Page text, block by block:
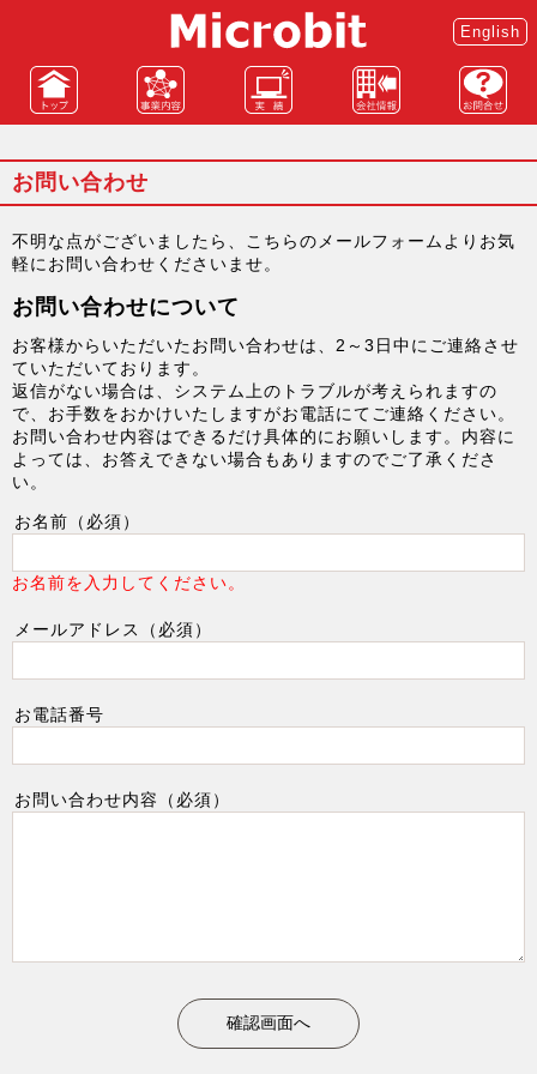
English
TOP
事業
実績
会社
お問
お問い合わせ
不明な点がございましたら、こちらのメールフォームよりお気
軽にお問い合わせくださいませ。
お問い合わせについて
お客様からいただいたお問い合わせは、2～3日中にご連絡させ
ていただいております。
返信がない場合は、システム上のトラブルが考えられますの
で、お手数をおかけいたしますがお電話にてご連絡ください。
お問い合わせ内容はできるだけ具体的にお願いします。内容に
よっては、お答えできない場合もありますのでご了承くださ
い。
お名前（必須）
お名前を入力してください。
メールアドレス（必須）
お電話番号
お問い合わせ内容（必須）
確認画面へ